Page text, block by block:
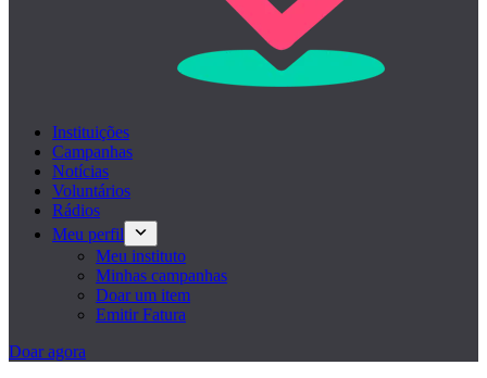
Instituições
Campanhas
Notícias
Voluntários
Rádios
Meu perfil
Meu instituto
Minhas campanhas
Doar um item
Emitir Fatura
Doar agora